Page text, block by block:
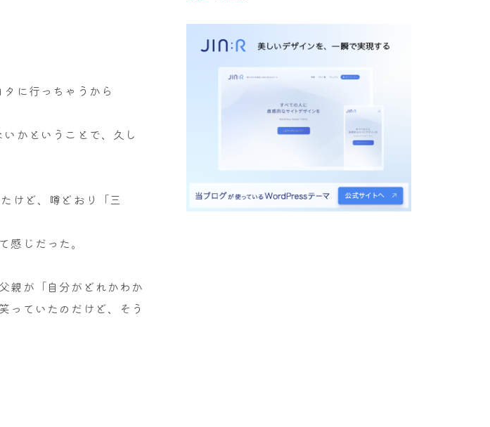
に行っちゃうから
かということで、久し
けど、噂どおり「三
じだった。
親が「自分がどれかわか
っていたのだけど、そう